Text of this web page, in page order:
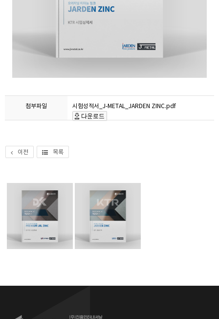
첨부파일 시험성적서_J-METAL_JARDEN ZINC.pdf
이전 목록